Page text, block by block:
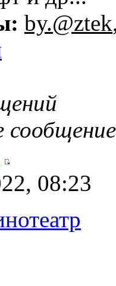
by.@ztek
сообщение
08:23